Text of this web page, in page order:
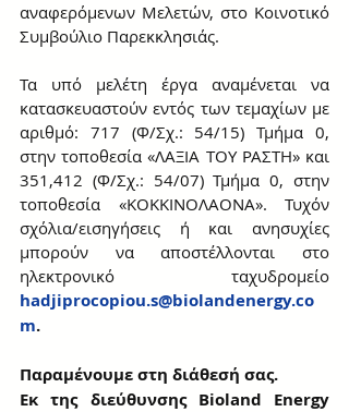
αναφερόμενων Μελετών, στο Κοινοτικό
Συμβούλιο Παρεκκλησιάς.
Τα υπό μελέτη έργα αναμένεται να
κατασκευαστούν εντός των τεμαχίων με
αριθμό: 717 (Φ/Σχ.: 54/15) Τμήμα 0,
στην τοποθεσία «ΛΑΞΙΑ ΤΟΥ ΡΑΣΤΗ» και
351,412 (Φ/Σχ.: 54/07) Τμήμα 0, στην
τοποθεσία «ΚΟΚΚΙΝΟΛΑΟΝΑ». Τυχόν
σχόλια/εισηγήσεις ή και ανησυχίες
μπορούν να αποστέλλονται στο
hadjiprocopiou.s@biolandenergy.co
m.
Παραμένουμε στη διάθεσή σας.
Εκ της διεύθυνσης Bioland Energy